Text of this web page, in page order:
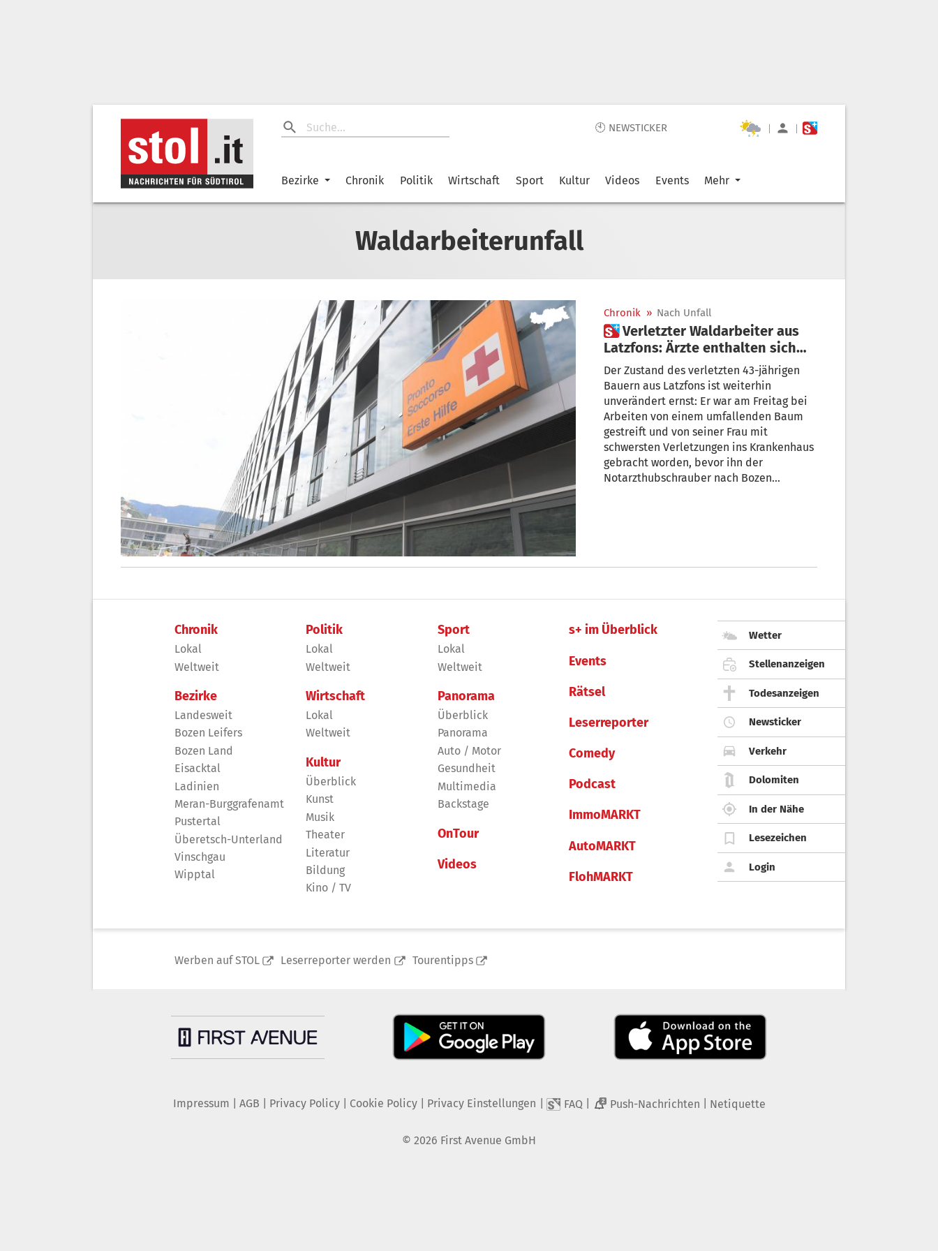
🕙 NEWSTICKER | |
Bezirke Chronik Politik Wirtschaft Sport Kultur Videos Events Mehr
Waldarbeiterunfall
Chronik » Nach Unfall
 Verletzter Waldarbeiter aus
Latzfons: Ärzte enthalten sich
der Prognose
Der Zustand des verletzten 43-jährigen
Bauern aus Latzfons ist weiterhin
unverändert ernst: Er war am Freitag bei
Arbeiten von einem umfallenden Baum
gestreift und von seiner Frau mit
schwersten Verletzungen ins Krankenhaus
gebracht worden, bevor ihn der
Notarzthubschrauber nach Bozen
Chronik
Lokal
Weltweit
Bezirke
Landesweit
Bozen Leifers
Bozen Land
Eisacktal
Ladinien
Meran-Burggrafenamt
Pustertal
Überetsch-Unterland
Vinschgau
Wipptal
Politik
Lokal
Weltweit
Wirtschaft
Lokal
Weltweit
Kultur
Überblick
Kunst
Musik
Theater
Literatur
Bildung
Kino / TV
Sport
Lokal
Weltweit
Panorama
Überblick
Panorama
Auto / Motor
Gesundheit
Multimedia
Backstage
OnTour
Videos
s+ im Überblick
Events
Rätsel
Leserreporter
Comedy
Podcast
ImmoMARKT
AutoMARKT
FlohMARKT
Wetter
Stellenanzeigen
Todesanzeigen
Newsticker
Verkehr
Dolomiten
In der Nähe
Lesezeichen
Login
Werben auf STOL Leserreporter werden Tourentipps
Impressum AGB Privacy Policy| Cookie Policy| Privacy Einstellungen FAQ 2 Push-Nachrichten Netiquette
© 2026 First Avenue GmbH